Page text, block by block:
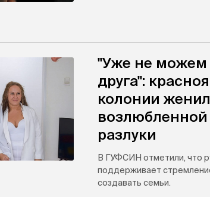
"Уже не можем
друга":
колонии
возлюбленной
разлуки
В ГУФСИН отметили, что
поддерживает
создавать семьи.